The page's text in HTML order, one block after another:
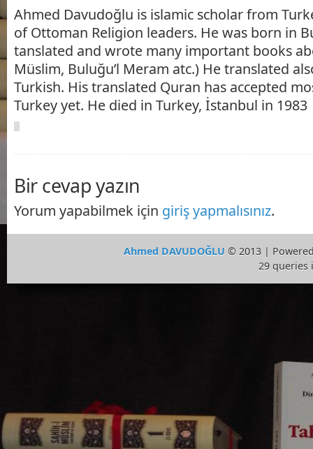
Ahmed Davudoğlu is islamic scholar from
of Ottoman Religion leaders. He was born in
tanslated and wrote many important books
Müslim, Buluğu’l Meram atc.) He translated
Turkish. His translated Quran has accepted
Turkey yet. He died in Turkey, İstanbul in 1983
Bir cevap yazın
Yorum yapabilmek için giriş yapmalısınız.
Ahmed DAVUDOĞLU © 2013 |
29 queries